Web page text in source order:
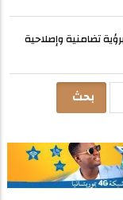
تضامنية وإصلاحية